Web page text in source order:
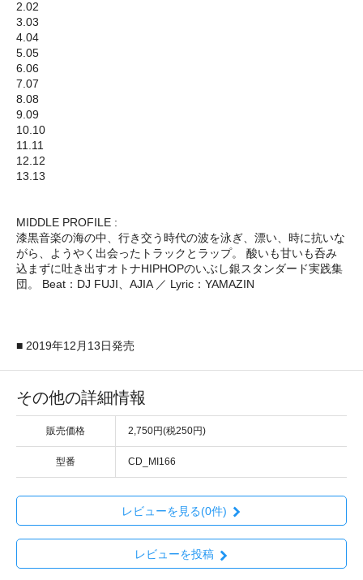
2.02
3.03
4.04
5.05
6.06
7.07
8.08
9.09
10.10
11.11
12.12
13.13
MIDDLE PROFILE :
漆黒音楽の海の中、行き交う時代の波を泳ぎ、漂い、時に抗いな
がら、ようやく出会ったトラックとラップ。 酸いも甘いも呑み
込まずに吐き出すオトナHIPHOPのいぶし銀スタンダード実践集
団。 Beat：DJ FUJI、AJIA ／ Lyric：YAMAZIN
■ 2019年12月13日発売
その他の詳細情報
販売価格 2,750円(税250円)
型番 CD_MI166
レビューを見る(0件)
レビューを投稿